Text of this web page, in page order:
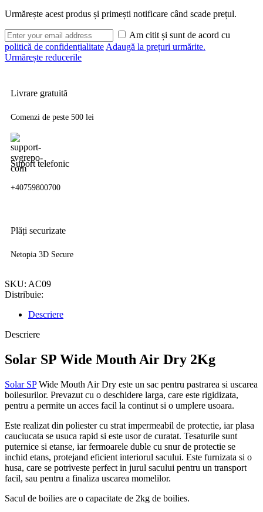
Urmărește acest produs și primești notificare când scade prețul.
Am citit și sunt de acord cu
politică de confidențialitate Adaugă la prețuri urmărite.
Urmărește reducerile
Livrare gratuită
Comenzi de peste 500 lei
Suport telefonic
+40759800700
Plăți securizate
Netopia 3D Secure
SKU: AC09
Distribuie:
Descriere
Descriere
Solar SP Wide Mouth Air Dry 2Kg
Solar SPWide Mouth Air Dry este un sac pentru pastrarea si uscarea
boilesurilor. Prevazut cu o deschidere larga, care este rigidizata,
pentru a permite un acces facil la continut si o umplere usoara.
Este realizat din poliester cu strat impermeabil de protectie, iar plasa
cauciucata se usuca rapid si este usor de curatat. Tesaturile sunt
puternice si etanse, iar fermoarele duble cu snur de protectie se
inchid etans, protejand eficient interiorul sacului. Este furnizata si o
husa, care se potriveste perfect in jurul sacului pentru un transport
facil, sau pentru a finaliza uscarea momelilor.
Sacul de boilies are o capacitate de 2kg de boilies.